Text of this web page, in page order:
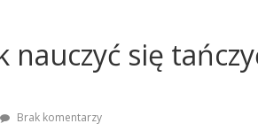
nauczyć się
Brak komentarzy